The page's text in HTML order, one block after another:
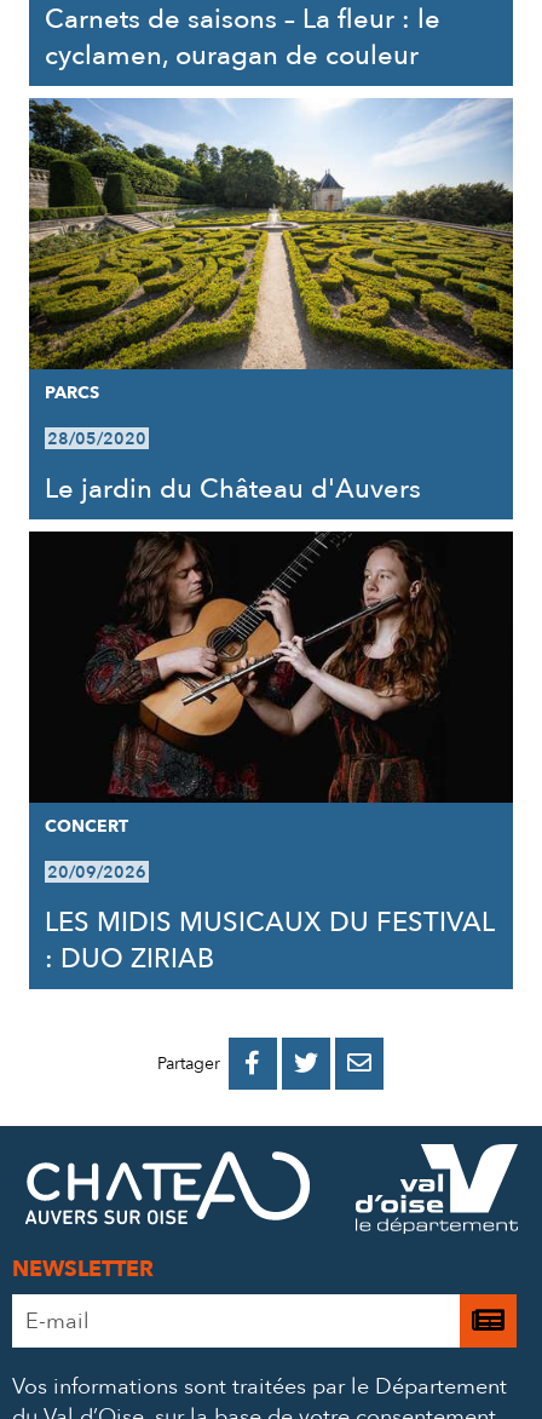
Carnets de saisons – La fleur : le
cyclamen, ouragan de couleur
PARCS
28/05/2020
Le jardin du Château d'Auvers
CONCERT
20/09/2026
LES MIDIS MUSICAUX DU FESTIVAL
: DUO ZIRIAB
Partager 
PARTAGER
FACEBOOK
PARTAGER
PARTAGER
MAIL
NEWSLETTER
Adresse
e-
*
Je
à
Vos informations sont traitées par le Département